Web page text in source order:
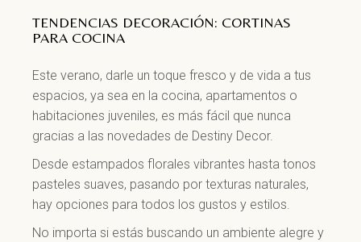
TENDENCIAS DECORACIÓN: CORTINAS
PARA COCINA
Este verano, darle un toque fresco y de vida a tus
espacios, ya sea en la cocina, apartamentos o
habitaciones juveniles, es más fácil que nunca
gracias a las novedades de Destiny Decor.
Desde estampados florales vibrantes hasta tonos
pasteles suaves, pasando por texturas naturales,
hay opciones para todos los gustos y estilos.
No importa si estás buscando un ambiente alegre y